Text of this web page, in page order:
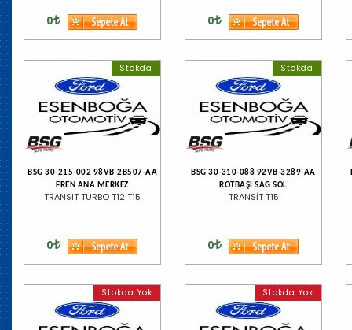
0 0
Stokda
BSG 30-215-002 98VB-2B507-AA
FREN ANA MERKEZ
TRANSIT TURBO T12 T15
0
Stokda
BSG 30-310-088 92VB-3289-AA
ROTBAŞI SAG SOL
TRANSİT T15
0
Stokda Yok Stokda Yok